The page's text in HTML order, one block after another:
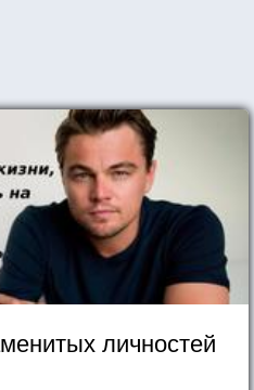
личностей